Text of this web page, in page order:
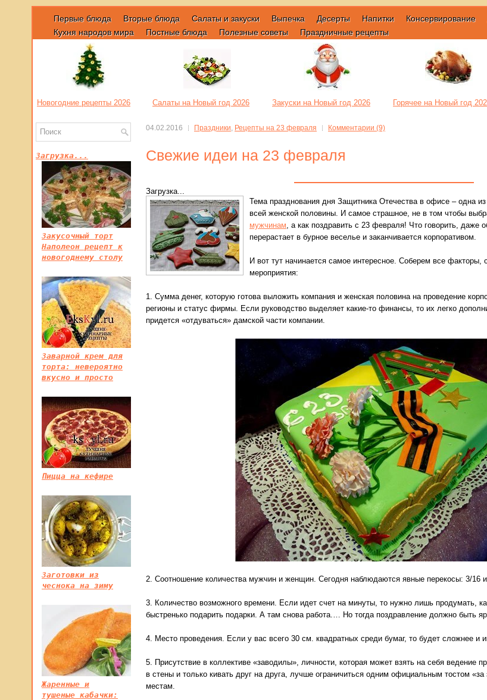
Первые блюда Вторые блюда Салаты и закуски Выпечка Десерты Напитки Консервирование
Кухня народов мира
Постные блюда Полезные советы Праздничные рецепты
Новогодние рецепты 2026 Салаты на Новый год 2026 Закуски на Новый год 2026 Горячее на Новый год
04.02.2016 Праздники, Рецепты на 23 февраля Комментарии (9)
Свежие идеи на 23 февраля
Загрузка...
Тема празднования дня Защитника Отечества в офисе – одна
всей женской половины. И самое страшное, не в том чтобы
мужчинам, а как поздравить с 23 февраля! Что говорить, даже
перерастает в бурное веселье и заканчивается корпоративом.
И вот тут начинается самое интересное. Соберем все факторы,
мероприятия:
1. Сумма денег, которую готова выложить компания и женская половина на проведение
регионы и статус фирмы. Если руководство выделяет какие-то финансы, то их легко
придется «отдуваться» дамской части компании.
2. Соотношение количества мужчин и женщин. Сегодня наблюдаются явные перекосы: 3/16
3. Количество возможного времени. Если идет счет на минуты, то нужно лишь продумать,
быстренько подарить подарки. А там снова работа.… Но тогда поздравление должно быть
4. Место проведения. Если у вас всего 30 см. квадратных среди бумаг, то будет сложнее и
5. Присутствие в коллективе «заводилы», личности, которая может взять на себя ведение
в стены и только кивать друг на друга, лучше ограничиться одним официальным тостом «за
местам.
Загрузка...
Закусочный торт
Наполеон рецепт к
новогоднему столу
Заварной крем для
торта: невероятно
вкусно и просто
Пицца на кефире
Заготовки из
чеснока на зиму
Жаренные и
тушеные кабачки: